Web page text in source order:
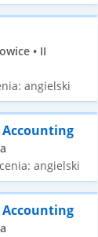
• II
angielski
angielski